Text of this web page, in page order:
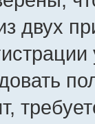
двух